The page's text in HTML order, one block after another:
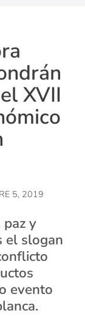
XVII
5, 2019
y
el slogan
evento